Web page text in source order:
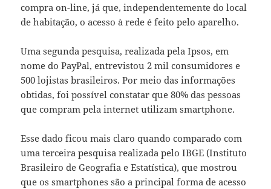
compra on-line, já que, independentemente do local
de habitação, o acesso à rede é feito pelo aparelho.
Uma segunda pesquisa, realizada pela Ipsos, em
nome do PayPal, entrevistou 2 mil consumidores e
500 lojistas brasileiros. Por meio das informações
obtidas, foi possível constatar que 80% das pessoas
que compram pela internet utilizam smartphone.
Esse dado ficou mais claro quando comparado com
uma terceira pesquisa realizada pelo IBGE (Instituto
Brasileiro de Geografia e Estatística), que mostrou
que os smartphones são a principal forma de acesso